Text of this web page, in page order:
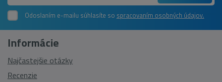
Odoslaním e-mailu súhlasíte so spracovaním osobných údajov.
Informácie
Najčastejšie otázky
Recenzie